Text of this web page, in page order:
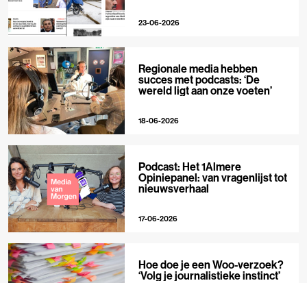
23-06-2026
Regionale media hebben
succes met podcasts: ‘De
wereld ligt aan onze voeten’
18-06-2026
Podcast: Het 1Almere
Opiniepanel: van vragenlijst tot
nieuwsverhaal
17-06-2026
Hoe doe je een Woo-verzoek?
‘Volg je journalistieke instinct’